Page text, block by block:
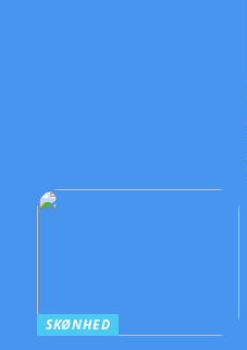
SKØNHED